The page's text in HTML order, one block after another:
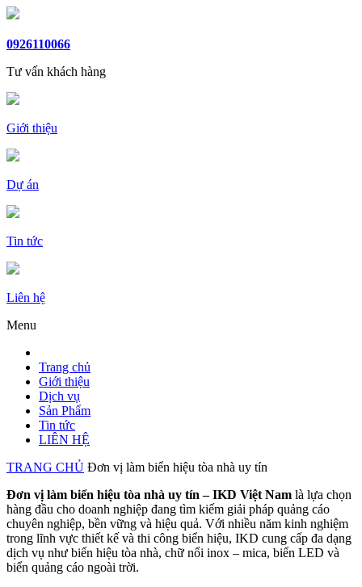
0926110066
Tư vấn khách hàng
Giới thiệu
Dự án
Tin tức
Liên hệ
Menu
Trang chủ
Giới thiệu
Dịch vụ
Sản Phẩm
Tin tức
LIÊN HỆ
TRANG CHỦ Đơn vị làm biển hiệu tòa nhà uy tín
Đơn vị làm biển hiệu tòa nhà uy tín – IKD Việt Nam là lựa chọn
hàng đầu cho doanh nghiệp đang tìm kiếm giải pháp quảng cáo
chuyên nghiệp, bền vững và hiệu quả. Với nhiều năm kinh nghiệm
trong lĩnh vực thiết kế và thi công biển hiệu, IKD cung cấp đa dạng
dịch vụ như biển hiệu tòa nhà, chữ nổi inox – mica, biển LED và
biển quảng cáo ngoài trời.